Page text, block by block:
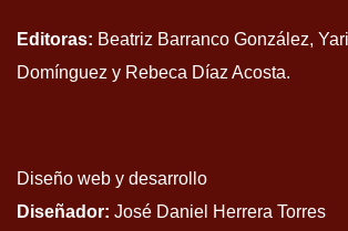
Editoras: Beatriz Barranco González,
Domínguez y Rebeca Díaz Acosta.
Diseño web y desarrollo
Diseñador: José Daniel Herrera Torres